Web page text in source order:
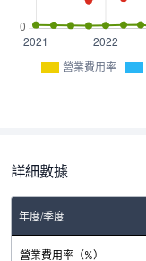
營業費用率
詳細數據
年度/季度2025-Q3
營業費用率（%）
24.53